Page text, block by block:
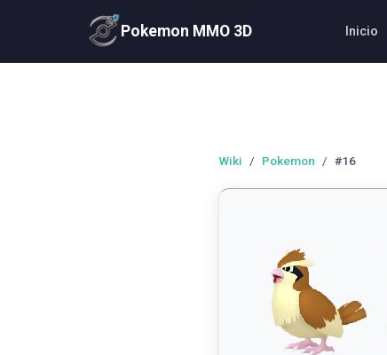
Pokemon MMO 3D Inicio
Wiki / Pokemon / #16